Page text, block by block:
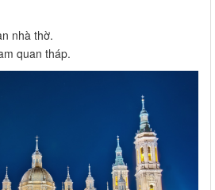
nhà thờ.
quan tháp.